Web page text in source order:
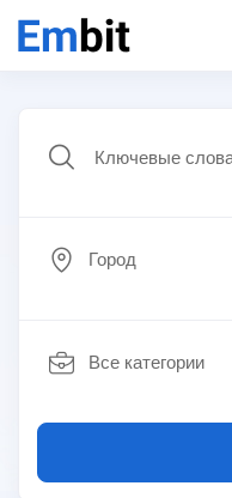
Город
Все категории